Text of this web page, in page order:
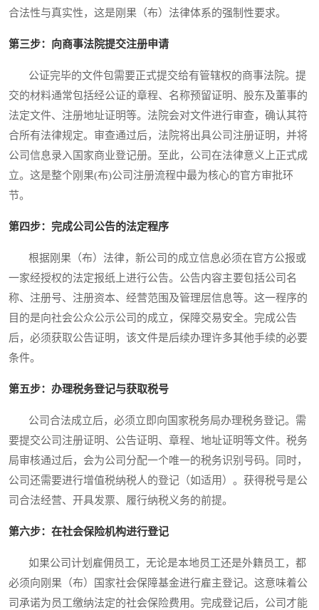
合法性与真实性，这是刚果（布）法律体系的强制性要求。
第三步：向商事法院提交注册申请
公证完毕的文件包需要正式提交给有管辖权的商事法院。提
交的材料通常包括经公证的章程、名称预留证明、股东及董事的
法定文件、注册地址证明等。法院会对文件进行审查，确认其符
合所有法律规定。审查通过后，法院将出具公司注册证明，并将
公司信息录入国家商业登记册。至此，公司在法律意义上正式成
立。这是整个刚果(布)公司注册流程中最为核心的官方审批环
节。
第四步：完成公司公告的法定程序
根据刚果（布）法律，新公司的成立信息必须在官方公报或
一家经授权的法定报纸上进行公告。公告内容主要包括公司名
称、注册号、注册资本、经营范围及管理层信息等。这一程序的
目的是向社会公众公示公司的成立，保障交易安全。完成公告
后，必须获取公告证明，该文件是后续办理许多其他手续的必要
条件。
第五步：办理税务登记与获取税号
公司合法成立后，必须立即向国家税务局办理税务登记。需
要提交公司注册证明、公告证明、章程、地址证明等文件。税务
局审核通过后，会为公司分配一个唯一的税务识别号码。同时，
公司还需要进行增值税纳税人的登记（如适用）。获得税号是公
司合法经营、开具发票、履行纳税义务的前提。
第六步：在社会保险机构进行登记
如果公司计划雇佣员工，无论是本地员工还是外籍员工，都
必须向刚果（布）国家社会保障基金进行雇主登记。这意味着公
司承诺为员工缴纳法定的社会保险费用。完成登记后，公司才能